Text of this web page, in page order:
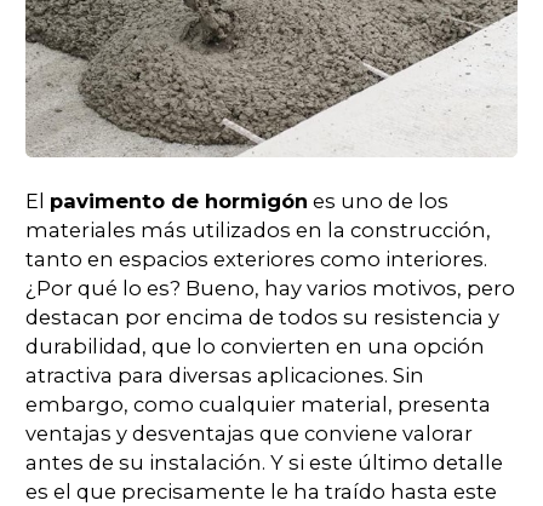
El pavimento de hormigón es uno de los
materiales más utilizados en la construcción,
tanto en espacios exteriores como interiores.
¿Por qué lo es? Bueno, hay varios motivos, pero
destacan por encima de todos su resistencia y
durabilidad, que lo convierten en una opción
atractiva para diversas aplicaciones. Sin
embargo, como cualquier material, presenta
ventajas y desventajas que conviene valorar
antes de su instalación. Y si este último detalle
es el que precisamente le ha traído hasta este